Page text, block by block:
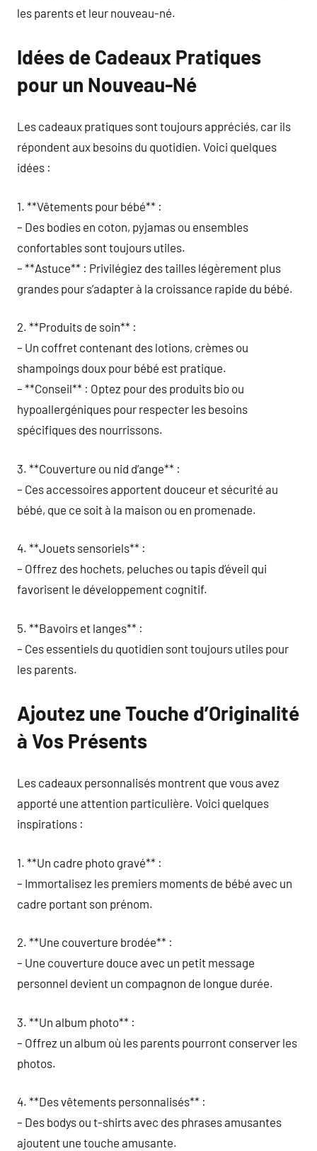
les parents et leur nouveau-né.
Idées de Cadeaux Pratiques
pour un Nouveau-Né
Les cadeaux pratiques sont toujours appréciés, car ils
répondent aux besoins du quotidien. Voici quelques
idées :
1. **Vêtements pour bébé** :
– Des bodies en coton, pyjamas ou ensembles
confortables sont toujours utiles.
– **Astuce** : Privilégiez des tailles légèrement plus
grandes pour s’adapter à la croissance rapide du bébé.
2. **Produits de soin** :
– Un coffret contenant des lotions, crèmes ou
shampoings doux pour bébé est pratique.
– **Conseil** : Optez pour des produits bio ou
hypoallergéniques pour respecter les besoins
spécifiques des nourrissons.
3. **Couverture ou nid d’ange** :
– Ces accessoires apportent douceur et sécurité au
bébé, que ce soit à la maison ou en promenade.
4. **Jouets sensoriels** :
– Offrez des hochets, peluches ou tapis d’éveil qui
favorisent le développement cognitif.
5. **Bavoirs et langes** :
– Ces essentiels du quotidien sont toujours utiles pour
les parents.
Ajoutez une Touche d’Originalité
à Vos Présents
Les cadeaux personnalisés montrent que vous avez
apporté une attention particulière. Voici quelques
inspirations :
1. **Un cadre photo gravé** :
– Immortalisez les premiers moments de bébé avec un
cadre portant son prénom.
2. **Une couverture brodée** :
– Une couverture douce avec un petit message
personnel devient un compagnon de longue durée.
3. **Un album photo** :
– Offrez un album où les parents pourront conserver les
photos.
4. **Des vêtements personnalisés** :
– Des bodys ou t-shirts avec des phrases amusantes
ajoutent une touche amusante.